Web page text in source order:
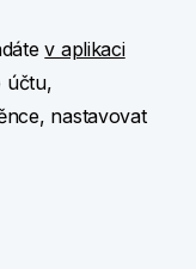
v aplikaci
účtu,
nastavovat